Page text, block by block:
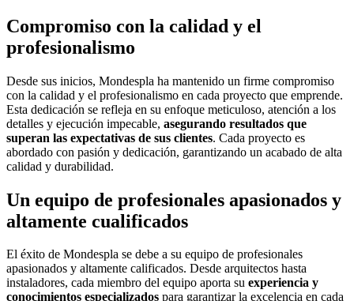
Compromiso con la calidad y el
profesionalismo
Desde sus inicios, Mondespla ha mantenido un firme compromiso
con la calidad y el profesionalismo en cada proyecto que emprende.
Esta dedicación se refleja en su enfoque meticuloso, atención a los
detalles y ejecución impecable, asegurando resultados que
superan las expectativas de sus clientes. Cada proyecto es
abordado con pasión y dedicación, garantizando un acabado de alta
calidad y durabilidad.
Un equipo de profesionales apasionados y
altamente cualificados
El éxito de Mondespla se debe a su equipo de profesionales
apasionados y altamente calificados. Desde arquitectos hasta
instaladores, cada miembro del equipo aporta su experiencia y
conocimientos especializados para garantizar la excelencia en cada